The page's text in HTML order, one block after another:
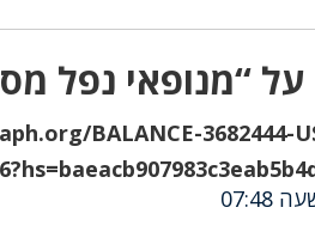
“מנופאי נפל
BALANCE-3682444-